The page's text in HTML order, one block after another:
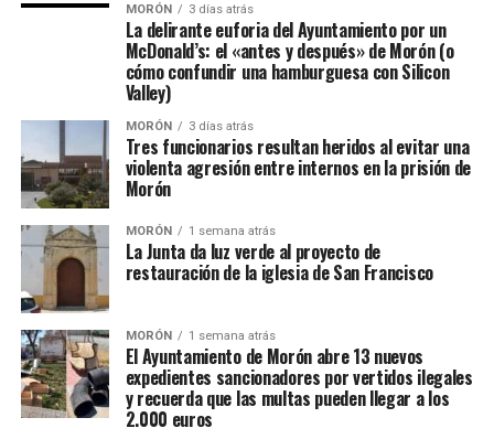
MORÓN 3 días atrás
La delirante euforia del Ayuntamiento por un
McDonald’s: el «antes y después» de Morón (o
cómo confundir una hamburguesa con Silicon
Valley)
MORÓN 3 días atrás
Tres funcionarios resultan heridos al evitar una
violenta agresión entre internos en la prisión de
Morón
MORÓN 1 semana atrás
La Junta da luz verde al proyecto de
restauración de la iglesia de San Francisco
MORÓN 1 semana atrás
El Ayuntamiento de Morón abre 13 nuevos
expedientes sancionadores por vertidos ilegales
y recuerda que las multas pueden llegar a los
2.000 euros